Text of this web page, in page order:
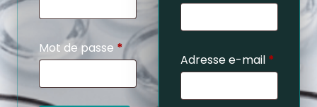
Mot de passe *
Adresse e-mail *